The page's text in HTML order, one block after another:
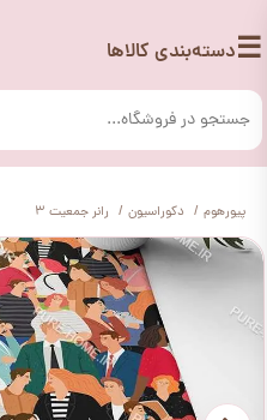
☰دسته‌بندی کالاها
پیورهوم دکوراسیون رانر جمعیت 3